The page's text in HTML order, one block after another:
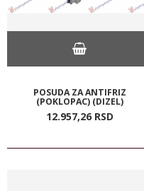
POSUDA ZA ANTIFRIZ
(POKLOPAC) (DIZEL)
12.957,26 RSD